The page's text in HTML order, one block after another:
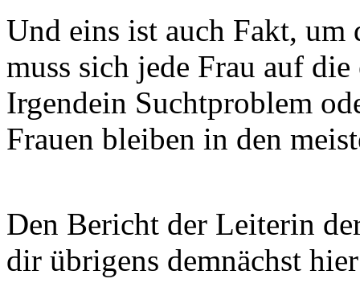
Und eins ist auch Fakt, um
muss sich jede Frau auf
Irgendein Suchtproblem
Frauen bleiben in den
Den Bericht der Leiterin
dir übrigens demnächst